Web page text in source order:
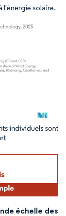
l'énergie solaire.
attribution sous CC BY
échelle des